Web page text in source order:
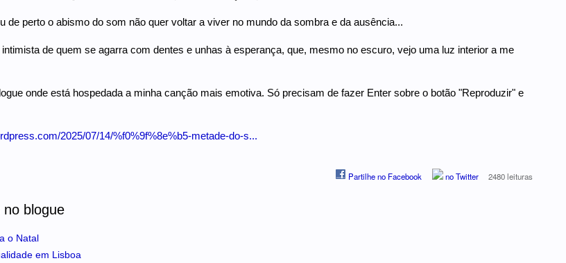
de perto o abismo do som não quer voltar a viver no mundo da sombra e da ausência...
de quem se agarra com dentes e unhas à esperança, que, mesmo no escuro, vejo uma luz interior a me
onde está hospedada a minha canção mais emotiva. Só precisam de fazer Enter sobre o botão "Reproduzir" e
2025/07/14/%f0%9f%8e%b5-metade-do-s...
Partilhe no Facebook no Twitter 2480 leituras
blogue
o Natal
em Lisboa